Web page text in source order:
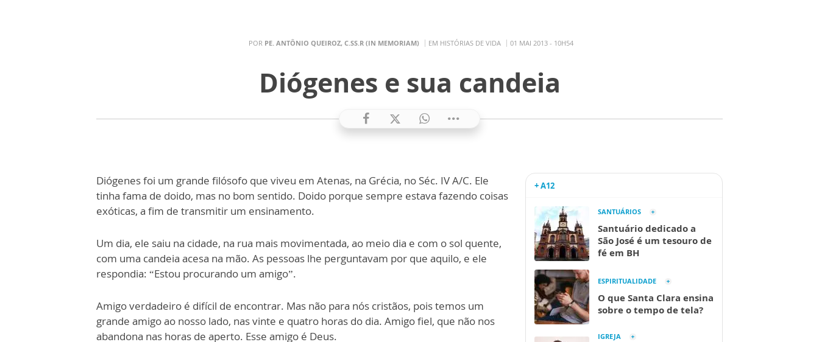
POR PE. ANTÔNIO QUEIROZ, C.SS.R (IN MEMORIAM) EM HISTÓRIAS DE VIDA 01 MAI 2013 - 10H54
Diógenes e sua candeia
Diógenes foi um grande filósofo que viveu em Atenas, na Grécia, no Séc. IV A/C. Ele
tinha fama de doido, mas no bom sentido. Doido porque sempre estava fazendo coisas
exóticas, a fim de transmitir um ensinamento.
Um dia, ele saiu na cidade, na rua mais movimentada, ao meio dia e com o sol quente,
com uma candeia acesa na mão. As pessoas lhe perguntavam por que aquilo, e ele
respondia: “Estou procurando um amigo”.
Amigo verdadeiro é difícil de encontrar. Mas não para nós cristãos, pois temos um
grande amigo ao nosso lado, nas vinte e quatro horas do dia. Amigo fiel, que não nos
abandona nas horas de aperto. Esse amigo é Deus.
+ A12
SANTUÁRIOS
Santuário dedicado a
São José é um tesouro de
fé em BH
ESPIRITUALIDADE
O que Santa Clara ensina
sobre o tempo de tela?
IGREJA